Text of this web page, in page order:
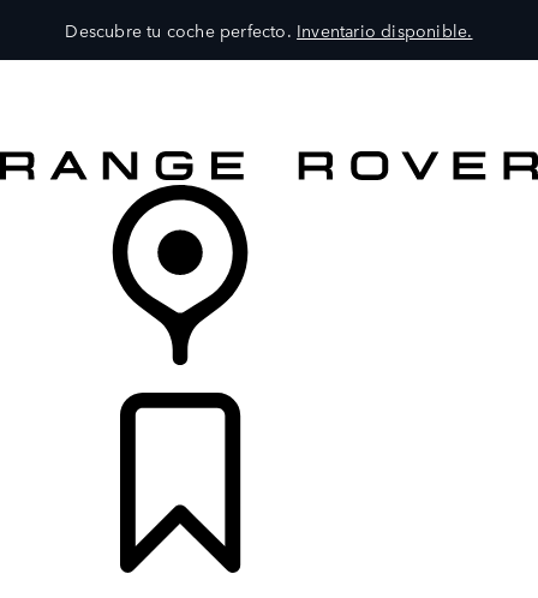
Descubre tu coche perfecto. Inventario disponible.